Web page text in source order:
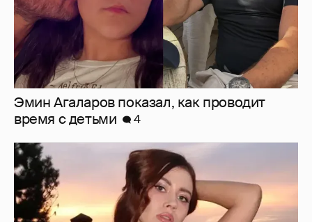
Эмин Агаларов показал, как проводит
время с детьми
4